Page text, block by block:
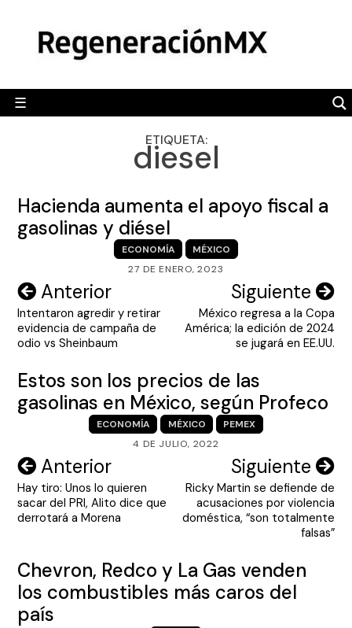
content
☰
POLÍTICA
CAMALEÓN
OPINIÓN
ENGLISH SECTION
VIDEOS
ETIQUETA:
diesel
Hacienda aumenta el apoyo fiscal a
gasolinas y diésel
ECONOMÍA
MÉXICO
27 DE ENERO, 2023
Navegación
de
entradas
Anterior
Intentaron agredir y retirar
evidencia de campaña de
odio vs Sheinbaum
Siguiente
México regresa a la Copa
América; la edición de 2024
se jugará en EE.UU.
Estos son los precios de las
gasolinas en México, según Profeco
ECONOMÍA MÉXICO
PEMEX
4 DE JULIO, 2022
Navegación
de
entradas
Anterior
Hay tiro: Unos lo quieren
sacar del PRI, Alito dice que
derrotará a Morena
Siguiente
Ricky Martin se defiende de
acusaciones por violencia
doméstica, “son totalmente
falsas”
Chevron, Redco y La Gas venden
los combustibles más caros del
país